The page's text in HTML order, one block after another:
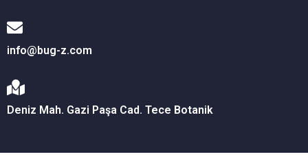
info@bug-z.com
Deniz Mah. Gazi Paşa Cad. Tece Botanik